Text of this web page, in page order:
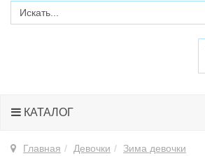
КАТАЛОГ
Главная Девочки
Зима девочки